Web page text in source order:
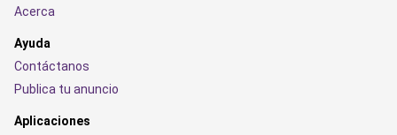
Acerca
Ayuda
Contáctanos
Publica tu anuncio
Aplicaciones